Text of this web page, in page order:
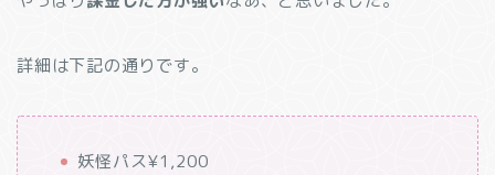
詳細は下記の通りです。
妖怪パス¥1,200